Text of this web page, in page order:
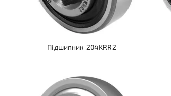
Підшипник 204KRR2